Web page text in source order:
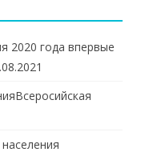
2020 года впервые
Всеросийская